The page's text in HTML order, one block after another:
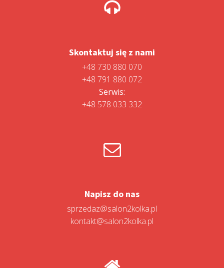
Skontaktuj się z nami
+48 730 880 070
+48 791 880 072
Serwis:
+48 578 033 332
Napisz do nas
sprzedaz@salon2kolka.pl
kontakt@salon2kolka.pl